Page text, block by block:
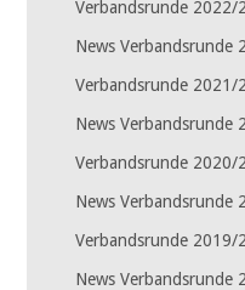
Verbandsrunde 2022/
News Verbandsrunde
Verbandsrunde 2021/
News Verbandsrunde
Verbandsrunde 2020/
News Verbandsrunde
Verbandsrunde 2019/
News Verbandsrunde